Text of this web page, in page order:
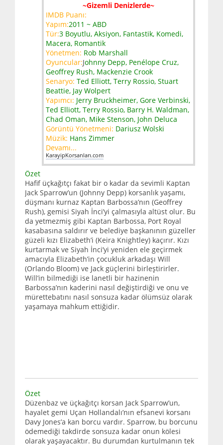
~Gizemli Denizlerde~
IMDB Puanı:
Yapım:2011 ~ ABD
Tür:3 Boyutlu, Aksiyon, Fantastik, Komedi,
Macera, Romantik
Yönetmen: Rob Marshall
Oyuncular:Johnny Depp, Penélope Cruz,
Geoffrey Rush, Mackenzie Crook
Senaryo: Ted Elliott, Terry Rossio, Stuart
Beattie, Jay Wolpert
Yapımcı: Jerry Bruckheimer, Gore Verbinski,
Ted Elliott, Terry Rossio, Barry H. Waldman,
Chad Oman, Mike Stenson, John Deluca
Görüntü Yönetmeni: Dariusz Wolski
Müzik: Hans Zimmer
Devamı...
KarayipKorsanları.com
Özet
Hafif üçkağıtçı fakat bir o kadar da sevimli Kaptan
Jack Sparrow’un (Johnny Depp) korsanlık yaşamı,
düşmanı kurnaz Kaptan Barbossa’nın (Geoffrey
Rush), gemisi Siyah İnci’yi çalmasıyla altüst olur. Bu
da yetmezmiş gibi Kaptan Barbossa, Port Royal
kasabasına saldırır ve belediye başkanının güzeller
güzeli kızı Elizabeth’i (Keira Knightley) kaçırır. Kızı
kurtarmak ve Siyah İnci’yi yeniden ele geçirmek
amacıyla Elizabeth’in çocukluk arkadaşı Will
(Orlando Bloom) ve Jack güçlerini birleştirirler.
Will’in bilmediği ise lanetli bir hazinenin
Barbossa’nın kaderini nasıl değiştirdiği ve onu ve
mürettebatını nasıl sonsuza kadar ölümsüz olarak
yaşamaya mahkum ettiğidir.
Özet
Düzenbaz ve üçkağıtçı korsan Jack Sparrow’un,
hayalet gemi Uçan Hollandalı’nın efsanevi korsanı
Davy Jones’a kan borcu vardır. Sparrow, bu borcunu
ödemediği takdirde sonsuza kadar onun kölesi
olarak yaşayacaktır. Bu durumdan kurtulmanın tek